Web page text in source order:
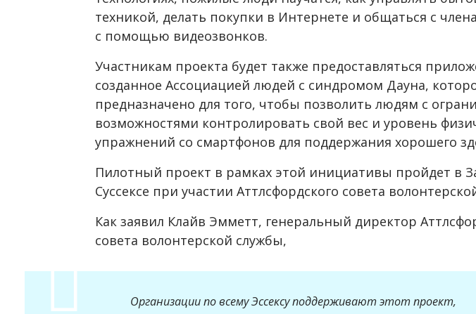
техникой, делать покупки в Интернете и общаться с
с помощью видеозвонков.
Участникам проекта будет также предоставляться
созданное Ассоциацией людей с синдромом Дауна,
предназначено для того, чтобы позволить людям с
возможностями контролировать свой вес и уровень
упражнений со смартфонов для поддержания хорошего
Пилотный проект в рамках этой инициативы пройдет в
Суссексе при участии Аттлсфордского совета
Как заявил Клайв Эмметт, генеральный директор
совета волонтерской службы,
Организации по всему Эссексу поддерживают этот проект,